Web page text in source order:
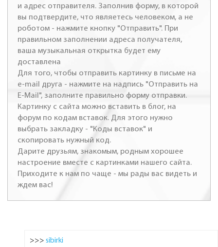
и адрес отправителя. Заполнив форму, в которой
вы подтвердите, что являетесь человеком, а не
роботом - нажмите кнопку "Отправить". При
правильном заполнении адреса получателя,
ваша музыкальная открытка будет ему
доставлена
Для того, чтобы отправить картинку в письме на
e-mail друга - нажмите на надпись "Отправить на
E-Mail", заполните правильно форму отправки.
Картинку с сайта можно вставить в блог, на
форум по кодам вставок. Для этого нужно
выбрать закладку - "Коды вставок" и
скопировать нужный код.
Дарите друзьям, знакомым, родным хорошее
настроение вместе с картинками нашего сайта.
Приходите к нам по чаще - мы рады вас видеть и
ждем вас!
>>> sibirki